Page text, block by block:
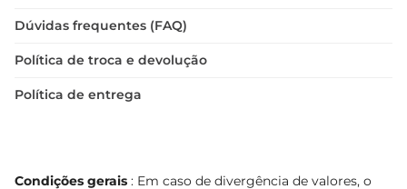
Dúvidas frequentes (FAQ)
Política de troca e devolução
Política de entrega
Condições gerais : Em caso de divergência de valores, o